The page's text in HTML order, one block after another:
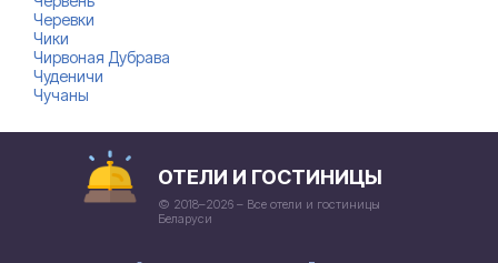
Черевки
Чики
Чирвоная Дубрава
Чуденичи
Чучаны
ОТЕЛИ И ГОСТИНИЦЫ
© 2018–2026 – Все отели и гостиницы
Беларуси